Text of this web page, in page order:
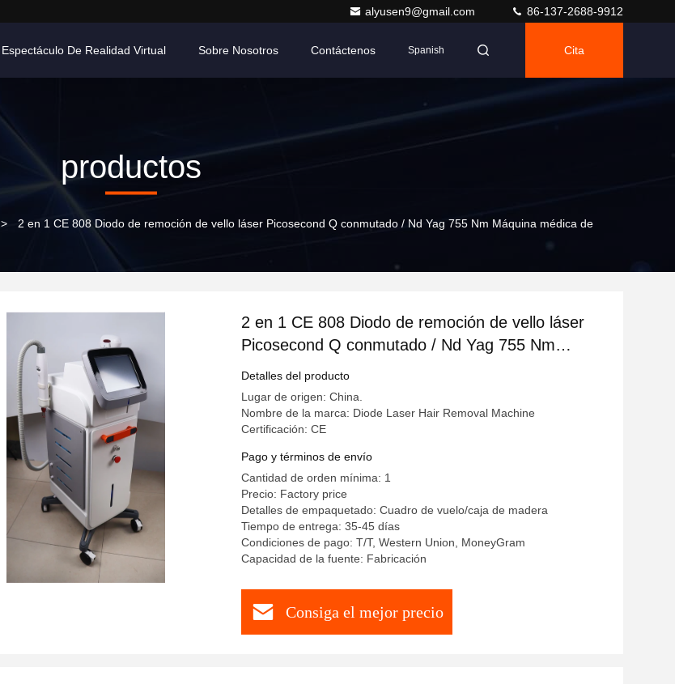
alyusen9@gmail.com 86-137-2688-9912
Espectáculo De Realidad Virtual Sobre Nosotros Contáctenos Spanish Cita
productos
> 2 en 1 CE 808 Diodo de remoción de vello láser Picosecond Q conmutado / Nd Yag 755 Nm Máquina médica de
2 en 1 CE 808 Diodo de remoción de vello láser
Picosecond Q conmutado / Nd Yag 755 Nm
Máquina médica de remoción de tatuajes láser
Detalles del producto
Lugar de origen: China.
Nombre de la marca: Diode Laser Hair Removal Machine
Certificación: CE
Pago y términos de envío
Cantidad de orden mínima: 1
Precio: Factory price
Detalles de empaquetado: Cuadro de vuelo/caja de madera
Tiempo de entrega: 35-45 días
Condiciones de pago: T/T, Western Union, MoneyGram
Capacidad de la fuente: Fabricación
Consiga el mejor precio